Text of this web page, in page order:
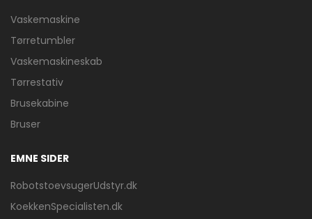
Vaskemaskine
Tørretumbler
Vaskemaskineskab
Tørrestativ
Brusekabine
Bruser
EMNE SIDER
RobotstoevsugerUdstyr.dk
KoekkenSpecialisten.dk